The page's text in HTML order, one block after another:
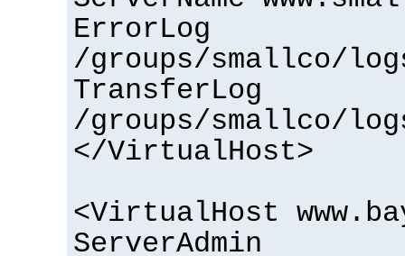
ErrorLog
/groups/smallco/
TransferLog
/groups/smallco/
</VirtualHost>
<VirtualHost
ServerAdmin